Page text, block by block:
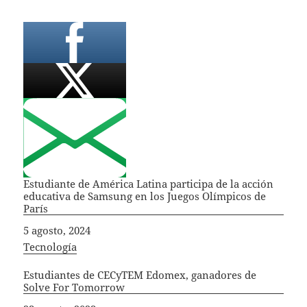
Estudiante de América Latina participa de la acción
educativa de Samsung en los Juegos Olímpicos de
París
Fecha
5 agosto, 2024
In relation to
Tecnología
Estudiantes de CECyTEM Edomex, ganadores de
Solve For Tomorrow